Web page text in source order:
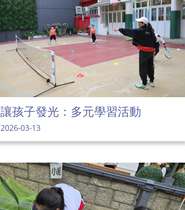
讓孩子發光：多元學習活動
2026-03-13